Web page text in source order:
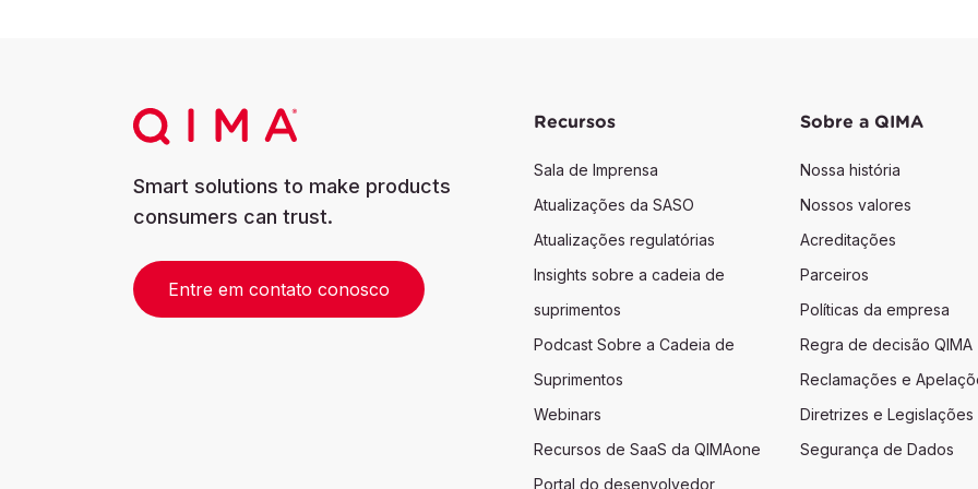
Smart solutions to make products
consumers can trust.
Entre em contato conosco
Recursos
Sala de Imprensa
Atualizações da SASO
Atualizações regulatórias
Insights sobre a cadeia de
suprimentos
Podcast Sobre a Cadeia de
Suprimentos
Webinars
Recursos de SaaS da QIMAone
Portal do desenvolvedor
Sobre a QIMA
Nossa história
Nossos valores
Acreditações
Parceiros
Políticas da empresa
Regra de decisão QIMA
Reclamações e
Diretrizes e Legislações
Segurança de Dados